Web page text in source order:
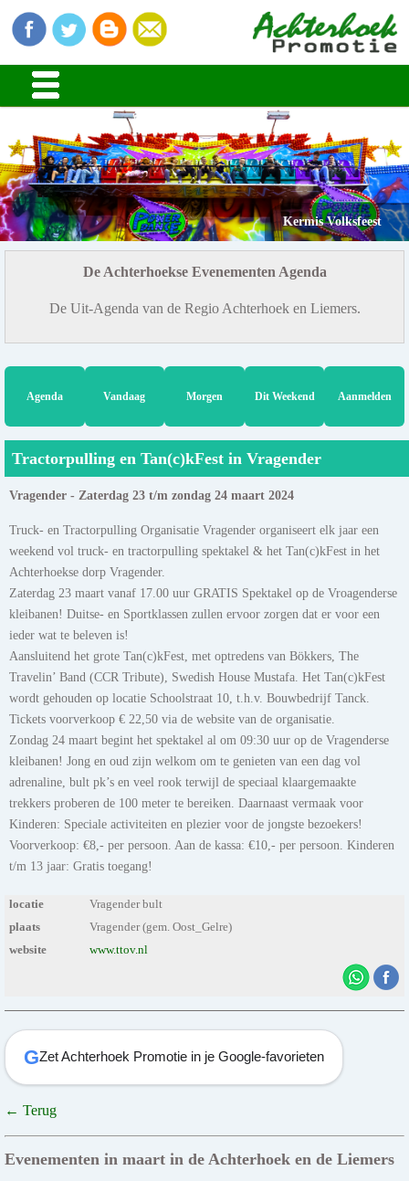
Kermis Volksfeest
De Achterhoekse Evenementen Agenda
De Uit-Agenda van de Regio Achterhoek en Liemers.
Agenda Vandaag Morgen Dit Weekend Aanmelden
Tractorpulling en Tan(c)kFest in Vragender
Vragender - Zaterdag 23 t/m zondag 24 maart 2024
Truck- en Tractorpulling Organisatie Vragender organiseert elk jaar een
weekend vol truck- en tractorpulling spektakel & het Tan(c)kFest in het
Achterhoekse dorp Vragender.
Zaterdag 23 maart vanaf 17.00 uur GRATIS Spektakel op de Vroagenderse
kleibanen! Duitse- en Sportklassen zullen ervoor zorgen dat er voor een
ieder wat te beleven is!
Aansluitend het grote Tan(c)kFest, met optredens van Bökkers, The
Travelin’ Band (CCR Tribute), Swedish House Mustafa. Het Tan(c)kFest
wordt gehouden op locatie Schoolstraat 10, t.h.v. Bouwbedrijf Tanck.
Tickets voorverkoop € 22,50 via de website van de organisatie.
Zondag 24 maart begint het spektakel al om 09:30 uur op de Vragenderse
kleibanen! Jong en oud zijn welkom om te genieten van een dag vol
adrenaline, bult pk’s en veel rook terwijl de speciaal klaargemaakte
trekkers proberen de 100 meter te bereiken. Daarnaast vermaak voor
Kinderen: Speciale activiteiten en plezier voor de jongste bezoekers!
Voorverkoop: €8,- per persoon. Aan de kassa: €10,- per persoon. Kinderen
t/m 13 jaar: Gratis toegang!
locatie
Vragender bult
plaats
Vragender (gem. Oost_Gelre)
website
www.ttov.nl
GZet Achterhoek Promotie in je Google-favorieten
← Terug
Evenementen in maart in de Achterhoek en de Liemers